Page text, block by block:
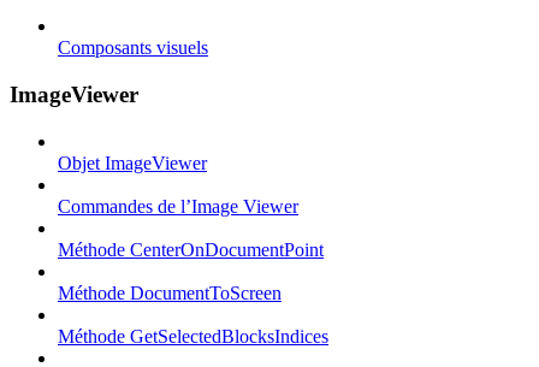
Composants visuels
ImageViewer
Objet ImageViewer
Commandes de l’Image Viewer
Méthode CenterOnDocumentPoint
Méthode DocumentToScreen
Méthode GetSelectedBlocksIndices